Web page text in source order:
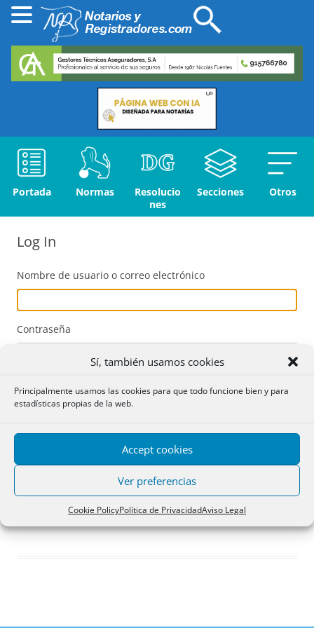
Sí, también usamos cookies
Principalmente usamos las cookies para que todo funcione bien y para
estadísticas propias de la web.
Accept cookies
Ver preferencias
Cookie PolicyPolítica de PrivacidadAviso Legal
Portada Normas
Resolucio
nes
Secciones Otros
Log In
Nombre de usuario o correo electrónico
Contraseña
Acceder
Registro
¿Has olvidado tu contraseña?